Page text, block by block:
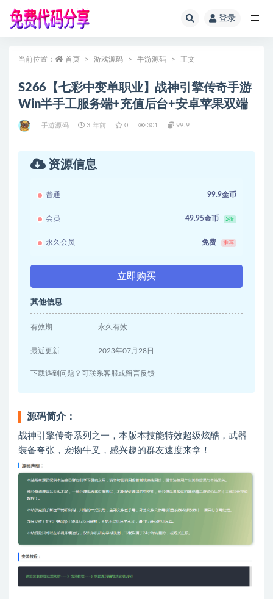
登录
当前位置： 首页 游戏源码 手游源码 正文
S266【七彩中变单职业】战神引擎传奇手游
Win半手工服务端+充值后台+安卓苹果双端
手游源码 3 年前 0 301 99.9
资源信息
普通 99.9金币
会员 49.95金币 5折
永久会员 免费 推荐
立即购买
其他信息
有效期 永久有效
最近更新 2023年07月28日
下载遇到问题？可联系客服或留言反馈
源码简介：
战神引擎传奇系列之一，本版本技能特效超级炫酷，武器
装备夸张，宠物牛叉，感兴趣的群友速度来拿！